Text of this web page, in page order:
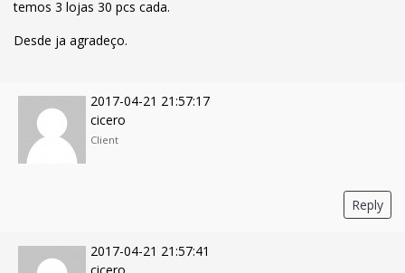
temos 3 lojas 30 pcs cada.
Desde ja agradeço.
2017-04-21 21:57:17
cicero
Client
Reply
2017-04-21 21:57:41